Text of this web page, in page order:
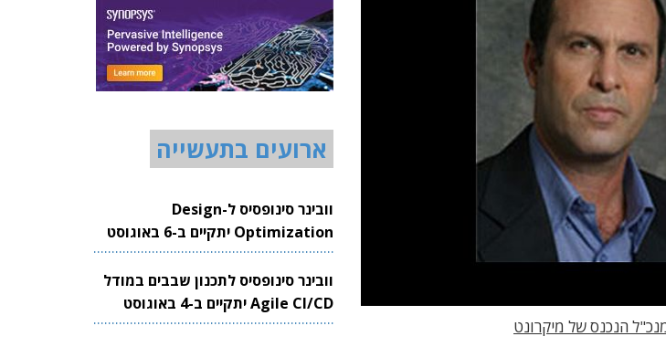
ארועים בתעשייה
וובינר סינופסיס ל-Design
Optimization יתקיים ב-6 באוגוסט
2026
וובינר סינופסיס לתכנון שבבים במודל
Agile CI/CD יתקיים ב-4 באוגוסט
2026